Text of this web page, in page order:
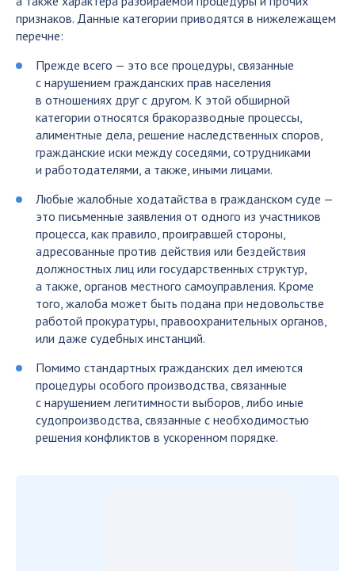
признаков. Данные категории приводятся в нижележащем
перечне:
Прежде всего — это все процедуры, связанные
с нарушением гражданских прав населения
в отношениях друг с другом. К этой обширной
категории относятся бракоразводные процессы,
алиментные дела, решение наследственных споров,
гражданские иски между соседями, сотрудниками
и работодателями, а также, иными лицами.
Любые жалобные ходатайства в гражданском суде —
это письменные заявления от одного из участников
процесса, как правило, проигравшей стороны,
адресованные против действия или бездействия
должностных лиц или государственных структур,
а также, органов местного самоуправления. Кроме
того, жалоба может быть подана при недовольстве
работой прокуратуры, правоохранительных органов,
или даже судебных инстанций.
Помимо стандартных гражданских дел имеются
процедуры особого производства, связанные
с нарушением легитимности выборов, либо иные
судопроизводства, связанные с необходимостью
решения конфликтов в ускоренном порядке.